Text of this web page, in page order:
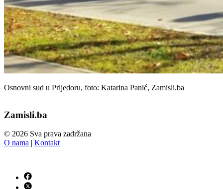
Osnovni sud u Prijedoru, foto: Katarina Panić, Zamisli.ba
Zamisli.ba
© 2026 Sva prava zadržana
O nama | Kontakt